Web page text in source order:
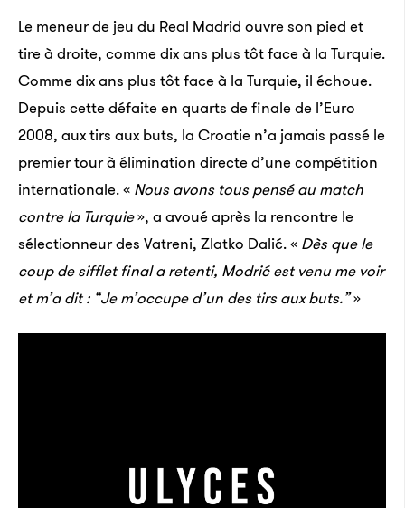
Le meneur de jeu du Real Madrid ouvre son pied et
tire à droite, comme dix ans plus tôt face à la Turquie.
Comme dix ans plus tôt face à la Turquie, il échoue.
Depuis cette défaite en quarts de finale de l’Euro
2008, aux tirs aux buts, la Croatie n’a jamais passé le
premier tour à élimination directe d’une compétition
internationale. « Nous avons tous pensé au match
contre la Turquie», a avoué après la rencontre le
sélectionneur des Vatreni, Zlatko Dalić. « Dès que le
coup de sifflet final a retenti, Modrić est venu me voir
et m’a dit : “Je m’occupe d’un des tirs aux buts.”»